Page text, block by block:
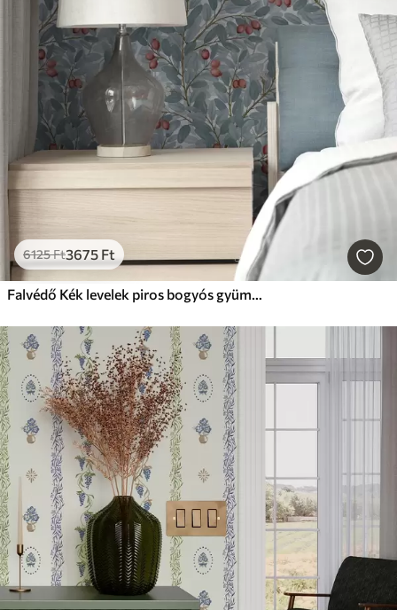
6125Ft3675 Ft
Falvédő Kék levelek piros bogyós gyümölcsökkel